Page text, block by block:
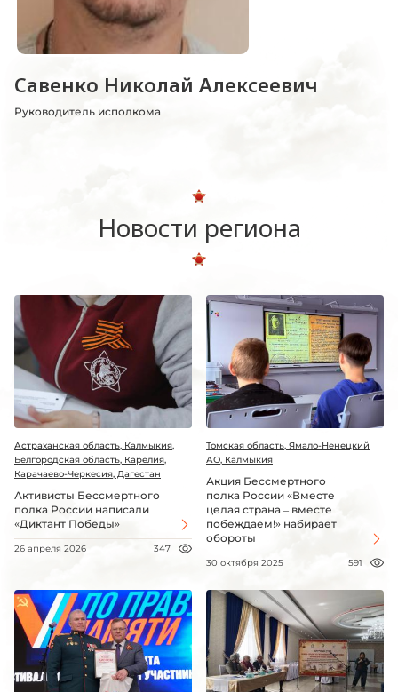
Савенко Николай Алексеевич
Руководитель исполкома
Новости региона
Астраханская область, Калмыкия,
Белгородская область, Карелия,
Карачаево-Черкесия, Дагестан
Активисты Бессмертного
полка России написали
«Диктант Победы»
26 апреля 2026 347
Томская область, Ямало-Ненецкий
АО, Калмыкия
Акция Бессмертного
полка России «Вместе
целая страна – вместе
побеждаем!» набирает
обороты
30 октября 2025 591